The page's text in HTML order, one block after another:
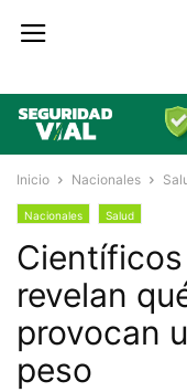
Inicio Nacionales
Nacionales Salud
revelan
provocan
peso